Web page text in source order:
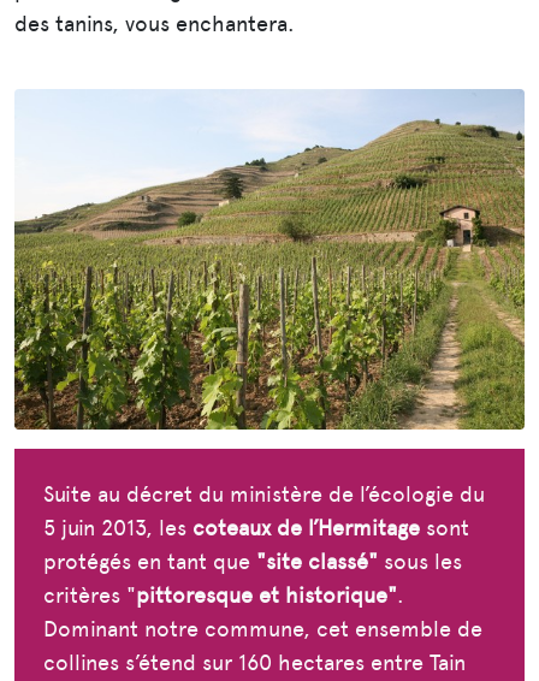
des tanins, vous enchantera.
Suite au décret du ministère de l’écologie du
5 juin 2013, les coteaux de l’Hermitage sont
protégés en tant que "site classé" sous les
critères "pittoresque et historique".
Dominant notre commune, cet ensemble de
collines s’étend sur 160 hectares entre Tain